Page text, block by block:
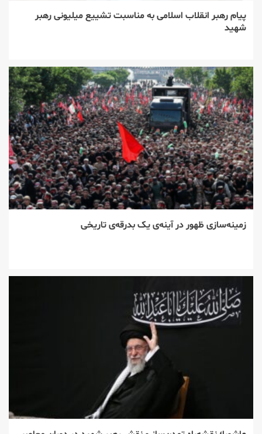
پیام رهبر انقلاب اسلامی به مناسبت تشییع میلیونی رهبر
شهید
زمینه‌سازی ظهور در آینه‌ی یک بدرقه‌ی تاریخی